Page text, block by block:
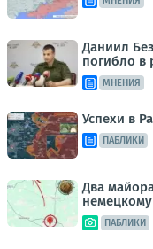
Даниил
погибло в
МНЕНИЯ
Успехи в
ПАБЛИКИ
Два
ПАБЛИКИ